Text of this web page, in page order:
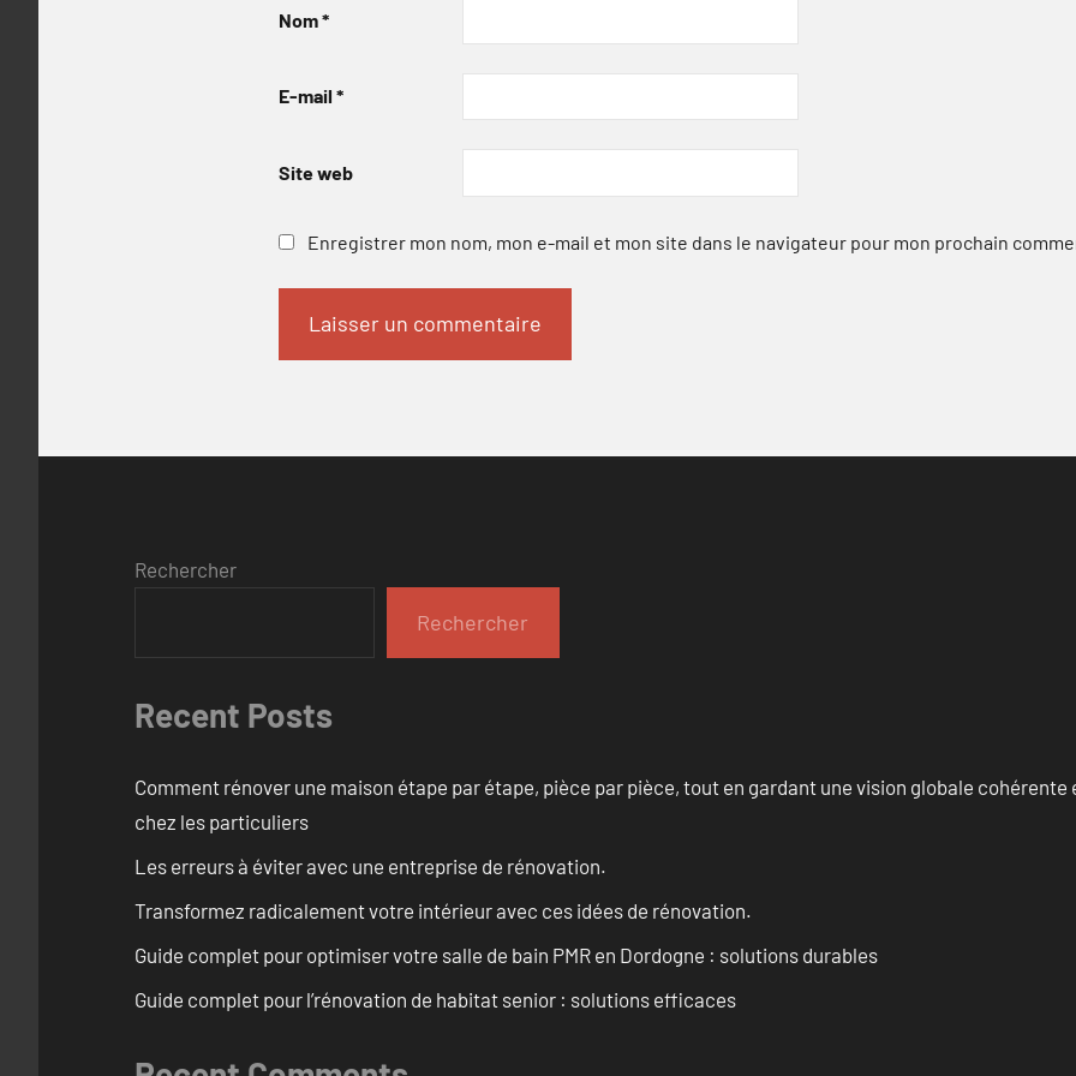
Nom*
E-mail *
Site web
Enregistrer mon nom, mon e-mail et mon site dans le navigateur pour mon prochain
Rechercher
Rechercher
Recent Posts
Comment rénover une maison étape par étape, pièce par pièce, tout en gardant une vision globale
chez les particuliers
Les erreurs à éviter avec une entreprise de rénovation.
Transformez radicalement votre intérieur avec ces idées de rénovation.
Guide complet pour optimiser votre salle de bain PMR en Dordogne : solutions durables
Guide complet pour l’rénovation de habitat senior : solutions efficaces